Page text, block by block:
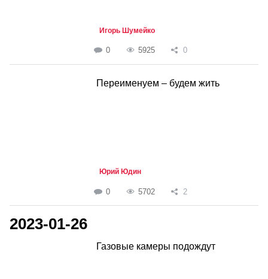
Игорь Шумейко
0 5925 0
Переименуем – будем жить
Юрий Юдин
0 5702 2
2023-01-26
Газовые камеры подождут